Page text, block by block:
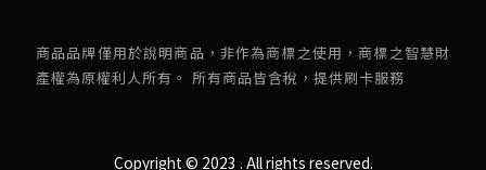
商品品牌僅用於說明商品，非作為商標之使用，商標之智慧財
產權為原權利人所有。 所有商品皆含稅，提供刷卡服務
Copyright © 2023 . All rights reserved.